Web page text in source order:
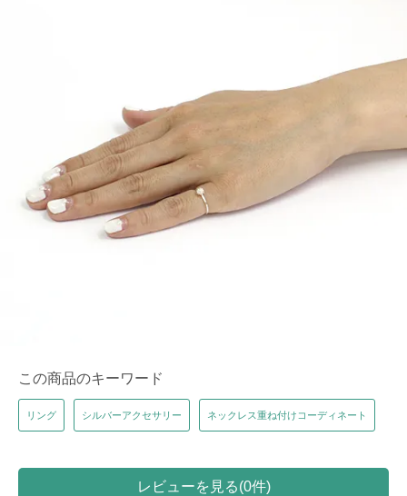
この商品のキーワード
リング シルバーアクセサリー ネックレス重ね付けコーディネート
レビューを見る(0件)